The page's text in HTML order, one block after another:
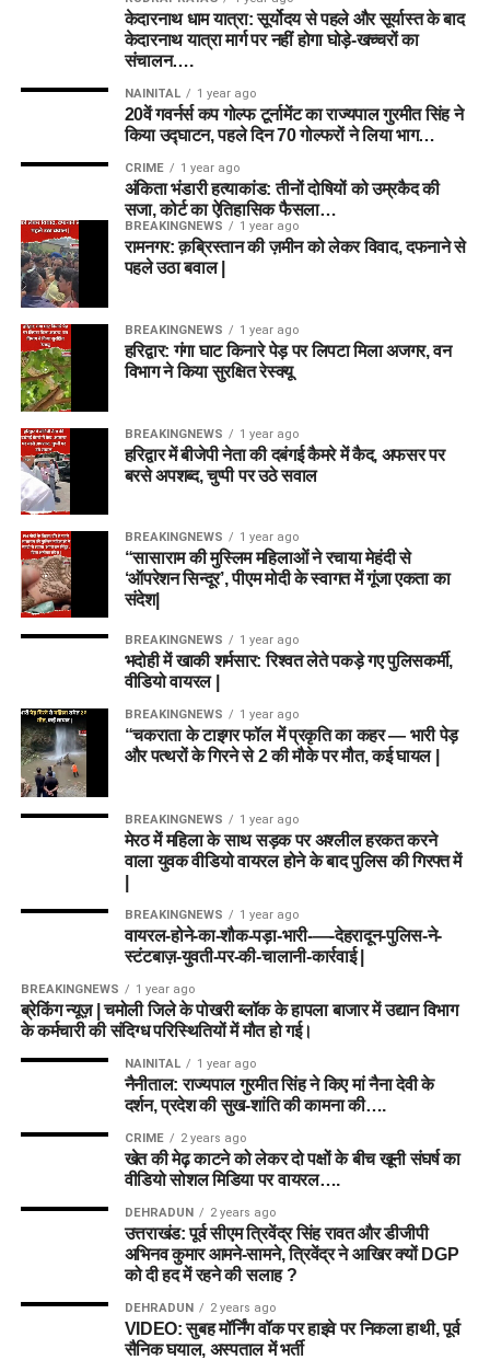
केदारनाथ धाम यात्रा: सूर्योदय से पहले और सूर्यास्त के बाद
केदारनाथ यात्रा मार्ग पर नहीं होगा घोड़े-खच्चरों का
संचालन….
NAINITAL 1 year ago
20वें गवर्नर्स कप गोल्फ टूर्नामेंट का राज्यपाल गुरमीत सिंह ने
किया उद्घाटन, पहले दिन 70 गोल्फरों ने लिया भाग…
CRIME 1 year ago
अंकिता भंडारी हत्याकांड: तीनों दोषियों को उम्रकैद की
सजा, कोर्ट का ऐतिहासिक फैसला…
BREAKINGNEWS 1 year ago
रामनगर: क़ब्रिस्तान की ज़मीन को लेकर विवाद, दफनाने से
पहले उठा बवाल |
BREAKINGNEWS 1 year ago
हरिद्वार: गंगा घाट किनारे पेड़ पर लिपटा मिला अजगर, वन
विभाग ने किया सुरक्षित रेस्क्यू
BREAKINGNEWS 1 year ago
हरिद्वार में बीजेपी नेता की दबंगई कैमरे में कैद, अफसर पर
बरसे अपशब्द, चुप्पी पर उठे सवाल
BREAKINGNEWS 1 year ago
“सासाराम की मुस्लिम महिलाओं ने रचाया मेहंदी से
‘ऑपरेशन सिन्दूर’, पीएम मोदी के स्वागत में गूंजा एकता का
संदेश|
BREAKINGNEWS 1 year ago
भदोही में खाकी शर्मसार: रिश्वत लेते पकड़े गए पुलिसकर्मी,
वीडियो वायरल |
BREAKINGNEWS 1 year ago
“चकराता के टाइगर फॉल में प्रकृति का कहर — भारी पेड़
और पत्थरों के गिरने से 2 की मौके पर मौत, कई घायल |
BREAKINGNEWS 1 year ago
मेरठ में महिला के साथ सड़क पर अश्लील हरकत करने
वाला युवक वीडियो वायरल होने के बाद पुलिस की गिरफ्त में
BREAKINGNEWS 1 year ago
वायरल-होने-का-शौक-पड़ा-भारी-—-देहरादून-पुलिस-ने-
स्टंटबाज़-युवती-पर-की-चालानी-कार्रवाई |
BREAKINGNEWS 1 year ago
ब्रेकिंग न्यूज़ | चमोली जिले के पोखरी ब्लॉक के हापला बाजार में उद्यान विभाग
के कर्मचारी की संदिग्ध परिस्थितियों में मौत हो गई।
NAINITAL 1 year ago
नैनीताल: राज्यपाल गुरमीत सिंह ने किए मां नैना देवी के
दर्शन, प्रदेश की सुख-शांति की कामना की….
CRIME 2 years ago
खेत की मेढ़ काटने को लेकर दो पक्षों के बीच खूनी संघर्ष का
वीडियो सोशल मिडिया पर वायरल….
DEHRADUN 2 years ago
उत्तराखंड: पूर्व सीएम त्रिवेंद्र सिंह रावत और डीजीपी
अभिनव कुमार आमने-सामने, त्रिवेंद्र ने आखिर क्यों DGP
को दी हद में रहने की सलाह ?
DEHRADUN 2 years ago
VIDEO: सुबह मॉर्निंग वॉक पर हाइवे पर निकला हाथी, पूर्व
सैनिक घयाल, अस्पताल में भर्ती